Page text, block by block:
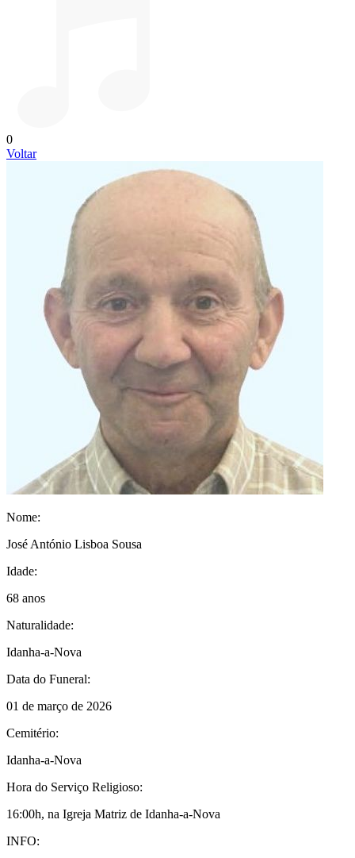
0
Voltar
Nome:
José António Lisboa Sousa
Idade:
68 anos
Naturalidade:
Idanha-a-Nova
Data do Funeral:
01 de março de 2026
Cemitério:
Idanha-a-Nova
Hora do Serviço Religioso:
16:00h, na Igreja Matriz de Idanha-a-Nova
INFO: